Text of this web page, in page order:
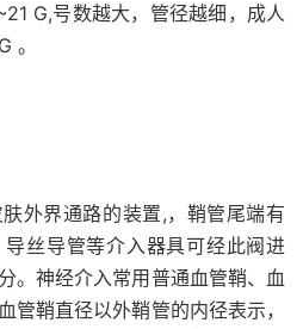
G,号数越大，管径越细，成人
。
外界通路的装置,，鞘管尾端有
丝导管等介入器具可经此阀进
。神经介入常用普通血管鞘、血
管鞘直径以外鞘管的内径表示，